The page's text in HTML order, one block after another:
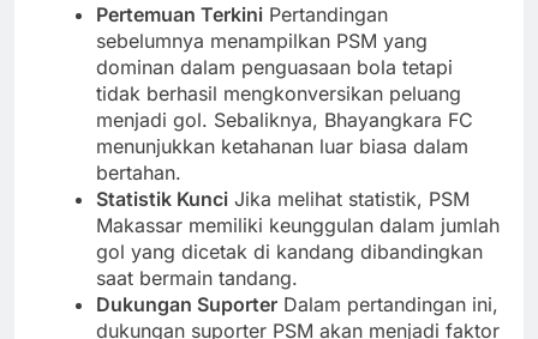
Pertemuan Terkini Pertandingan
sebelumnya menampilkan PSM yang
dominan dalam penguasaan bola tetapi
tidak berhasil mengkonversikan peluang
menjadi gol. Sebaliknya, Bhayangkara FC
menunjukkan ketahanan luar biasa dalam
bertahan.
Statistik Kunci Jika melihat statistik, PSM
Makassar memiliki keunggulan dalam jumlah
gol yang dicetak di kandang dibandingkan
saat bermain tandang.
Dukungan Suporter Dalam pertandingan ini,
dukungan suporter PSM akan menjadi faktor